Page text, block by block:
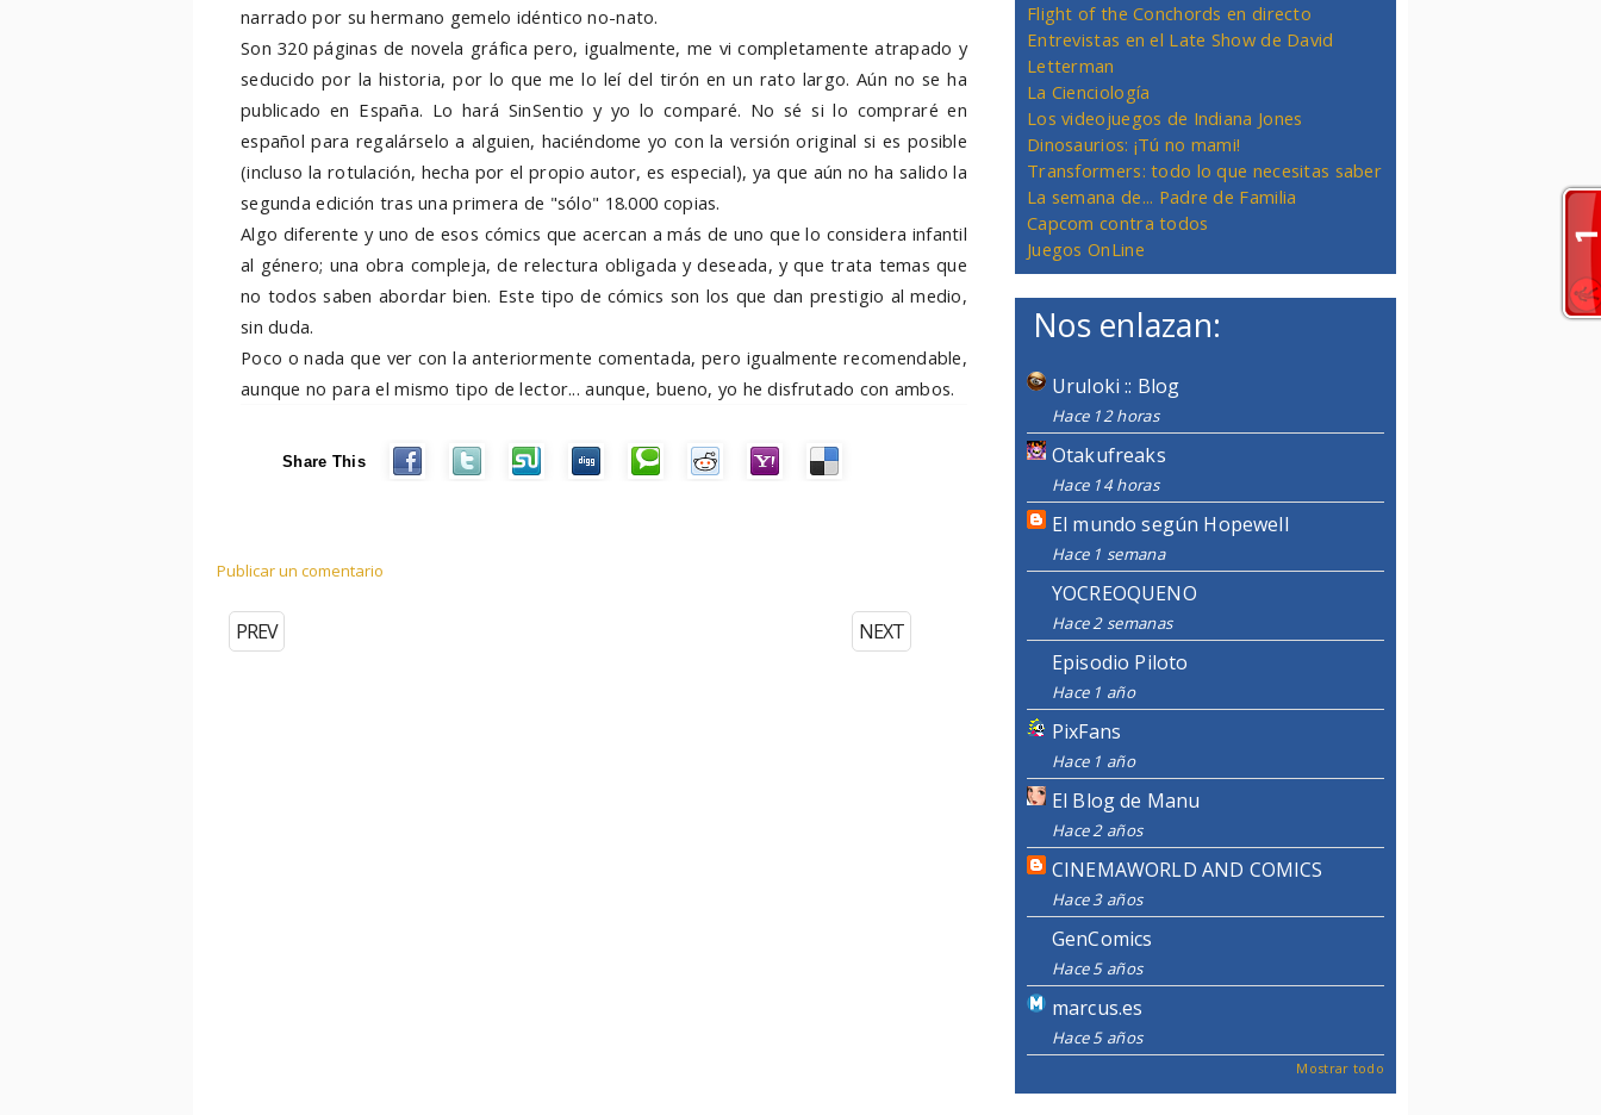
narrado por su hermano gemelo idéntico no-nato.
Son 320 páginas de novela gráfica pero, igualmente, me vi completamente atrapado y
seducido por la historia, por lo que me lo leí del tirón en un rato largo. Aún no se ha
publicado en España. Lo hará SinSentio y yo lo comparé. No sé si lo compraré en
español para regalárselo a alguien, haciéndome yo con la versión original si es posible
(incluso la rotulación, hecha por el propio autor, es especial), ya que aún no ha salido la
segunda edición tras una primera de "sólo" 18.000 copias.
Algo diferente y uno de esos cómics que acercan a más de uno que lo considera infantil
al género; una obra compleja, de relectura obligada y deseada, y que trata temas que
no todos saben abordar bien. Este tipo de cómics son los que dan prestigio al medio,
sin duda.
Poco o nada que ver con la anteriormente comentada, pero igualmente recomendable,
aunque no para el mismo tipo de lector... aunque, bueno, yo he disfrutado con ambos.
Share This
Publicar un comentario
NEXT
PREV
Flight of the Conchords en directo
Entrevistas en el Late Show de David
Letterman
La Cienciología
Los videojuegos de Indiana Jones
Dinosaurios: ¡Tú no mami!
Transformers: todo lo que necesitas saber
La semana de... Padre de Familia
Capcom contra todos
Juegos OnLine
Nos enlazan:
Uruloki :: Blog
Hace 12 horas
Otakufreaks
Hace 14 horas
El mundo según Hopewell
Hace 1 semana
YOCREOQUENO
Hace 2 semanas
Episodio Piloto
Hace 1 año
PixFans
Hace 1 año
El Blog de Manu
Hace 2 años
CINEMAWORLD AND COMICS
Hace 3 años
GenComics
Hace 5 años
marcus.es
Hace 5 años
Mostrar todo